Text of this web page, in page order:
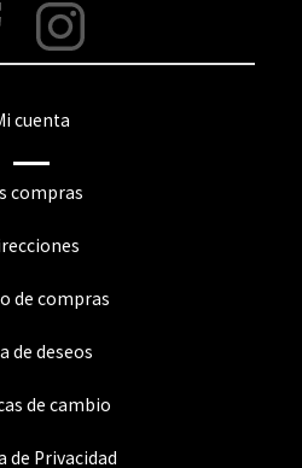
cuenta
compras
de compras
de deseos
de cambio
de Privacidad